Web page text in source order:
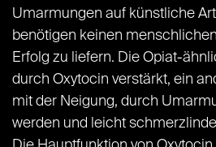
Umarmungen auf künstliche
benötigen keinen
Erfolg zu liefern. Die Opiat-
durch Oxytocin verstärkt, ein
mit der Neigung, durch
werden und leicht